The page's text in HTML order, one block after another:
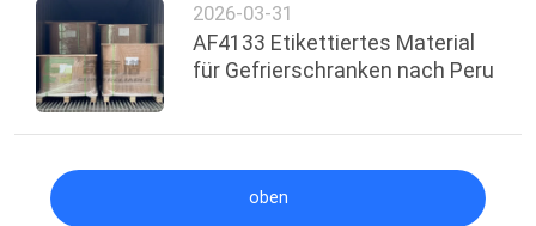
2026-03-31
AF4133 Etikettiertes Material
für Gefrierschranken nach Peru
oben